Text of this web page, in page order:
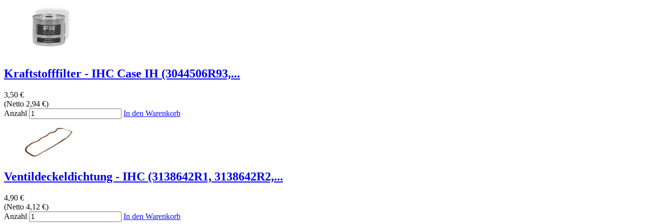
Kraftstofffilter - IHC Case IH (3044506R93,...
3,50 €
(Netto 2,94 €)
Anzahl
In den Warenkorb
Ventildeckeldichtung - IHC (3138642R1, 3138642R2,...
4,90 €
(Netto 4,12 €)
Anzahl
In den Warenkorb